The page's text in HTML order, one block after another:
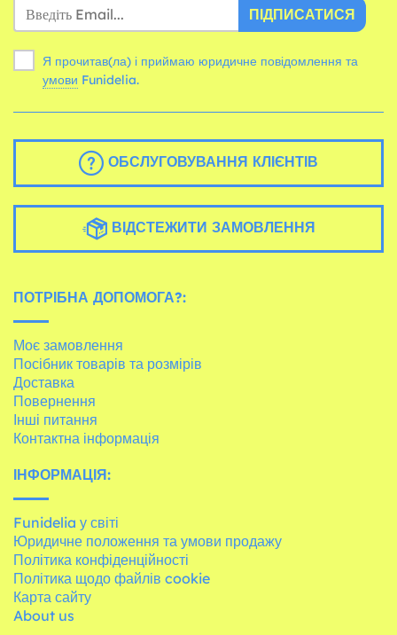
ПІДПИСАТИСЯ
Я прочитав(ла) і приймаю юридичне повідомлення та
умови Funidelia.
ОБСЛУГОВУВАННЯ КЛІЄНТІВ
ВІДСТЕЖИТИ ЗАМОВЛЕННЯ
ПОТРІБНА ДОПОМОГА?:
Моє замовлення
Посібник товарів та розмірів
Доставка
Повернення
Інші питання
Контактна інформація
ІНФОРМАЦІЯ:
Funidelia у світі
Юридичне положення та умови продажу
Політика конфіденційності
Політика щодо файлів cookie
Карта сайту
About us